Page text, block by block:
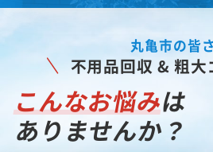
丸亀市の皆
不用品回収 & 粗大
こんなお悩みは
ありませんか？